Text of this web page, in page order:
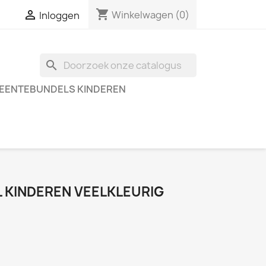
 Inloggen shopping_cart Winkelwagen (0)
search
KINDEREN
VEELKLEURIG